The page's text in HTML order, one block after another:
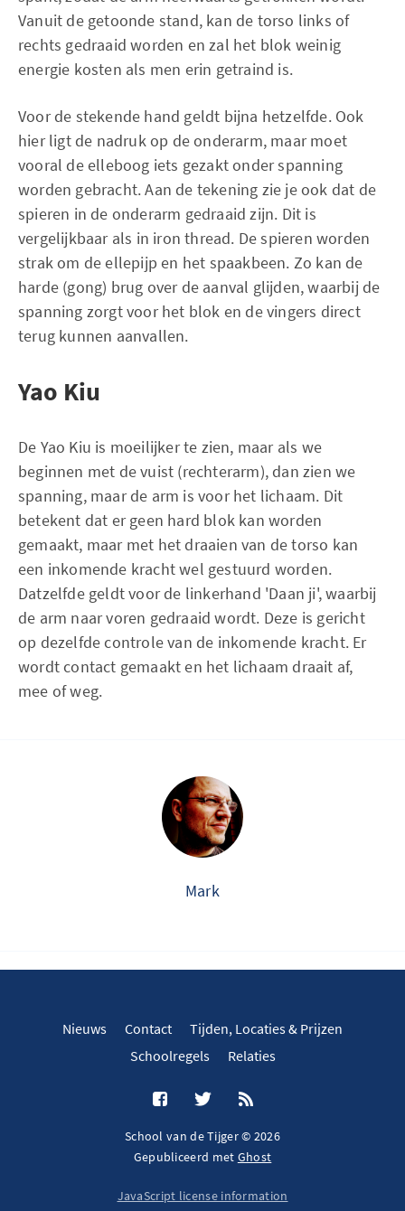
Vanuit de getoonde stand, kan de torso links of
rechts gedraaid worden en zal het blok weinig
energie kosten als men erin getraind is.
Voor de stekende hand geldt bijna hetzelfde. Ook
hier ligt de nadruk op de onderarm, maar moet
vooral de elleboog iets gezakt onder spanning
worden gebracht. Aan de tekening zie je ook dat de
spieren in de onderarm gedraaid zijn. Dit is
vergelijkbaar als in iron thread. De spieren worden
strak om de ellepijp en het spaakbeen. Zo kan de
harde (gong) brug over de aanval glijden, waarbij de
spanning zorgt voor het blok en de vingers direct
terug kunnen aanvallen.
Yao Kiu
De Yao Kiu is moeilijker te zien, maar als we
beginnen met de vuist (rechterarm), dan zien we
spanning, maar de arm is voor het lichaam. Dit
betekent dat er geen hard blok kan worden
gemaakt, maar met het draaien van de torso kan
een inkomende kracht wel gestuurd worden.
Datzelfde geldt voor de linkerhand 'Daan ji', waarbij
de arm naar voren gedraaid wordt. Deze is gericht
op dezelfde controle van de inkomende kracht. Er
wordt contact gemaakt en het lichaam draait af,
mee of weg.
Mark
Nieuws Contact
Tijden, Locaties & Prijzen
Schoolregels
Relaties
School van de Tijger © 2026
Gepubliceerd met Ghost
JavaScript license information